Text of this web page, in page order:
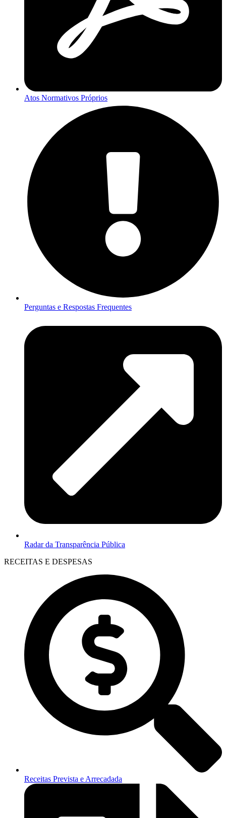
Atos Normativos Próprios
Perguntas e Respostas Frequentes
Radar da Transparência Pública
RECEITAS E DESPESAS
Receitas Prevista e Arrecadada